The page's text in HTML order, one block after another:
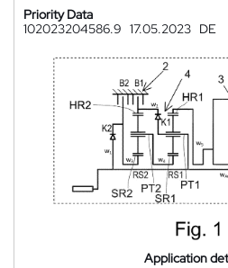
Priority Data
102023204586.9 17.05.2023 DE
Application